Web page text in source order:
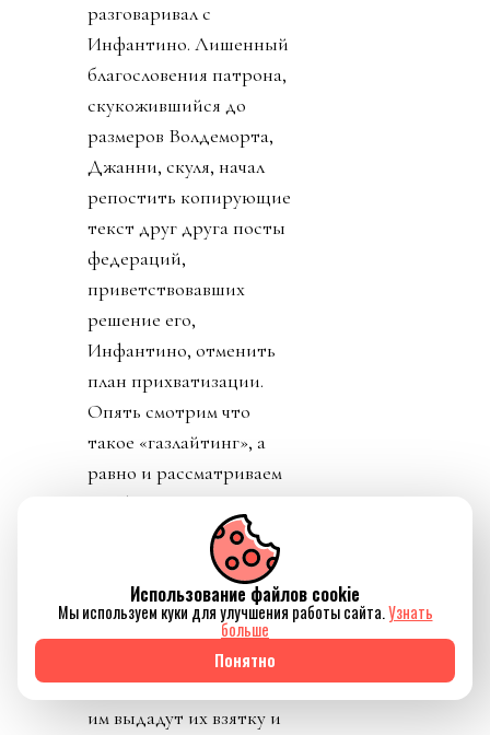
разговаривал с
Инфантино. Лишенный
благословения патрона,
скукожившийся до
размеров Волдеморта,
Джанни, скуля, начал
репостить копирующие
текст друг друга посты
федераций,
приветствовавших
решение его,
Инфантино, отменить
план прихватизации.
Опять смотрим что
такое «газлайтинг», а
равно и рассматриваем
подборку стран: Катар,
ОАЭ, Бутан, Шри
Ланка, Марокко.
Федерация футбола
Конго пришла тоже
уточнить, где за
поддержку Инфантино
им выдадут их взятку и
Использование файлов cookie
Мы используем куки для улучшения работы сайта.Узнать
больше
Понятно